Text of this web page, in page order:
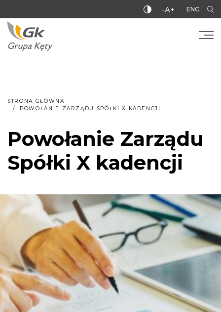
-A+ ENG
STRONA GŁÓWNA
POWOŁANIE ZARZĄDU SPÓŁKI X KADENCJI
Powołanie Zarządu
Spółki X kadencji